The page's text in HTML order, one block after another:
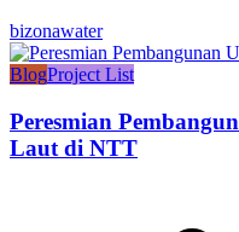
bizonawater
BlogProject List
Peresmian
Laut di NTT